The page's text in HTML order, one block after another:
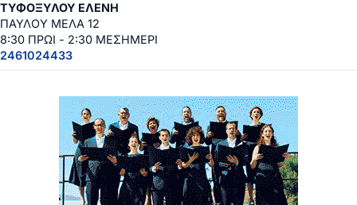
ΤΥΦΟΞΥΛΟΥ ΕΛΕΝΗ
ΠΑΥΛΟΥ ΜΕΛΑ 12
8:30 ΠΡΩΙ - 2:30 ΜΕΣΗΜΕΡΙ
2461024433